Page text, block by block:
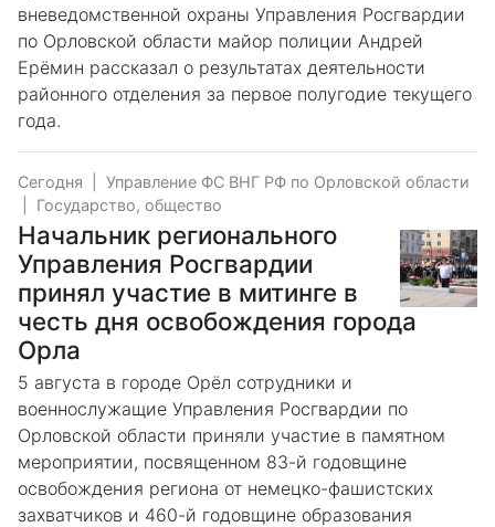
вневедомственной охраны Управления Росгвардии
по Орловской области майор полиции Андрей
Ерёмин рассказал о результатах деятельности
районного отделения за первое полугодие текущего
года.
Сегодня
Управление ФС ВНГ РФ по Орловской области
Государство, общество
Начальник регионального
Управления Росгвардии
принял участие в митинге в
честь дня освобождения города
Орла
5 августа в городе Орёл сотрудники и
военнослужащие Управления Росгвардии по
Орловской области приняли участие в памятном
мероприятии, посвященном 83-й годовщине
освобождения региона от немецко-фашистских
захватчиков и 460-й годовщине образования